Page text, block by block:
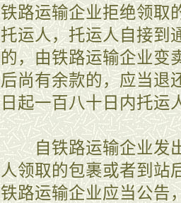
铁路运输企业拒绝领取
托运人，托运人自接到
的，由铁路运输企业变
后尚有余款的，应当退
日起一百八十日内托运
自铁路运输企业发出
人领取的包裹或者到站
铁路运输企业应当公告